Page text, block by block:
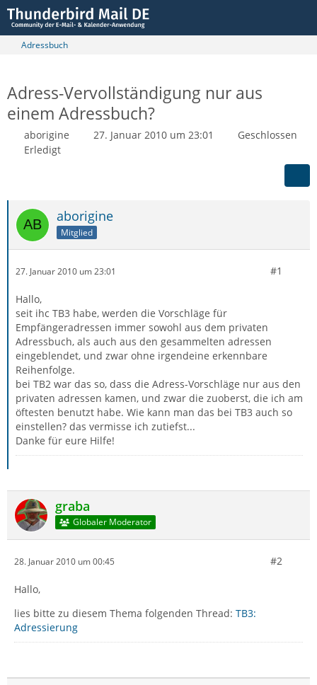
Adressbuch
Adress-Vervollständigung nur aus
einem Adressbuch?
aborigine 27. Januar 2010 um 23:01
Geschlossen
Erledigt
aborigine
Mitglied
27. Januar 2010 um 23:01 #1
Hallo,
seit ihc TB3 habe, werden die Vorschläge für
Empfängeradressen immer sowohl aus dem privaten
Adressbuch, als auch aus den gesammelten adressen
eingeblendet, und zwar ohne irgendeine erkennbare
Reihenfolge.
bei TB2 war das so, dass die Adress-Vorschläge nur aus den
privaten adressen kamen, und zwar die zuoberst, die ich am
öftesten benutzt habe. Wie kann man das bei TB3 auch so
einstellen? das vermisse ich zutiefst...
Danke für eure Hilfe!
graba
Globaler Moderator
28. Januar 2010 um 00:45 #2
Hallo,
lies bitte zu diesem Thema folgenden Thread: TB3:
Adressierung